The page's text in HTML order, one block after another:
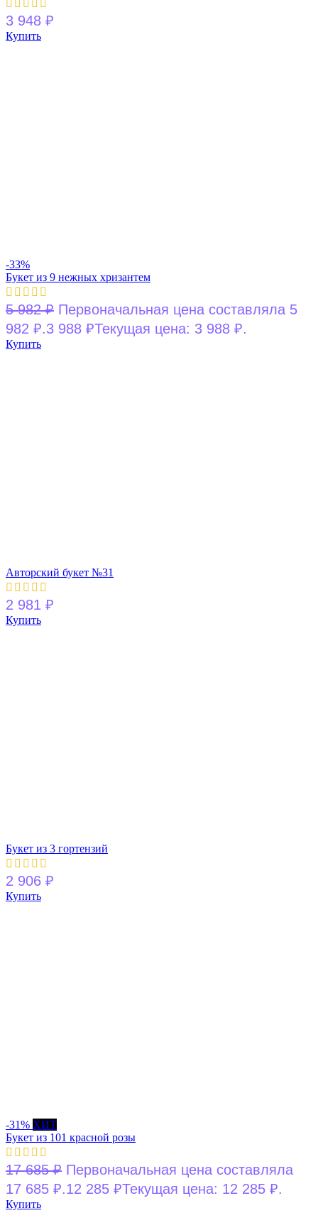
3 948 ₽
Купить
-33%
Букет из 9 нежных хризантем
5 982₽ Первоначальная цена составляла 5
982 ₽.3 988 ₽Текущая цена: 3 988 ₽.
Купить
Авторский букет №31
2 981 ₽
Купить
Букет из 3 гортензий
2 906 ₽
Купить
-31% ХИТ
Букет из 101 красной розы
17 685₽ Первоначальная цена составляла
17 685 ₽.12 285 ₽Текущая цена: 12 285 ₽.
Купить